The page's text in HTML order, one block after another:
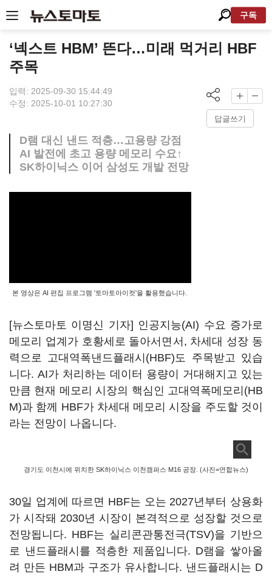
구독
‘넥스트 HBM’ 뜬다…미래 먹거리 HBF
주목
입력: 2025-09-30 15:44:49
수정: 2025-10-01 10:27:30
답글쓰기
D램 대신 낸드 적층…고용량 강점
AI 발전에 초고 용량 메모리 수요↑
SK하이닉스 이어 삼성도 개발 전망
본 영상은 AI 편집 프로그램 '토마토아이컷'을 활용했습니다.
[뉴스토마토 이명신 기자] 인공지능(AI) 수요 증가로
메모리 업계가 호황세로 돌아서면서, 차세대 성장 동
력으로 고대역폭낸드플래시(HBF)도 주목받고 있습
니다. AI가 처리하는 데이터 용량이 거대해지고 있는
만큼 현재 메모리 시장의 핵심인 고대역폭메모리(HB
M)과 함께 HBF가 차세대 메모리 시장을 주도할 것이
라는 전망이 나옵니다.
경기도 이천시에 위치한 SK하이닉스 이천캠퍼스 M16 공장. (사진=연합뉴스)
30일 업계에 따르면 HBF는 오는 2027년부터 상용화
가 시작돼 2030년 시장이 본격적으로 성장할 것으로
전망됩니다. HBF는 실리콘관통전극(TSV)을 기반으
로 낸드플래시를 적층한 제품입니다. D램을 쌓아올
려 만든 HBM과 구조가 유사합니다. 낸드플래시는 D